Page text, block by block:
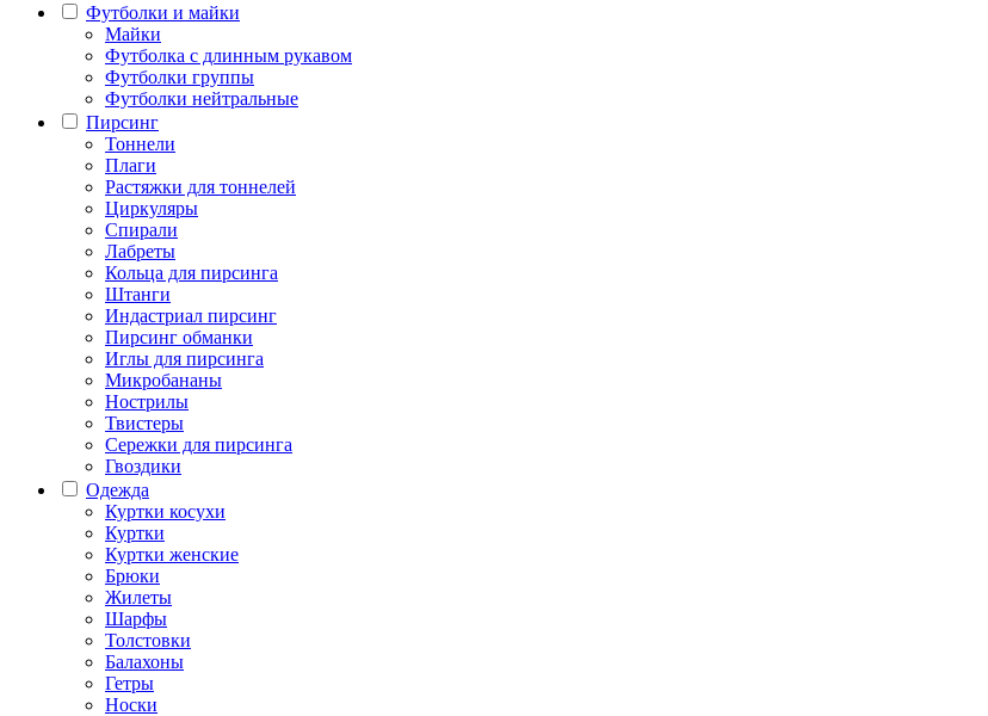
Футболки и майки
Майки
Футболка с длинным рукавом
Футболки группы
Футболки нейтральные
Пирсинг
Тоннели
Плаги
Растяжки для тоннелей
Циркуляры
Спирали
Лабреты
Кольца для пирсинга
Штанги
Индастриал пирсинг
Пирсинг обманки
Иглы для пирсинга
Микробананы
Нострилы
Твистеры
Сережки для пирсинга
Гвоздики
Одежда
Куртки косухи
Куртки
Куртки женские
Брюки
Жилеты
Шарфы
Толстовки
Балахоны
Гетры
Носки